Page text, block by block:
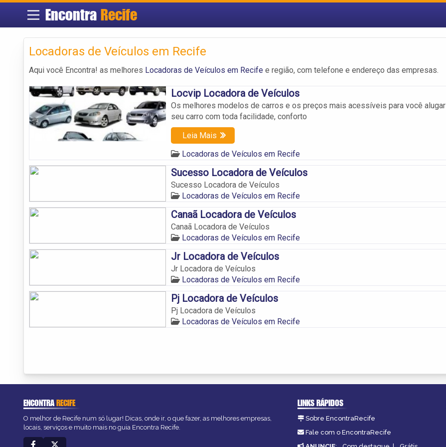
Encontra Recife
Locadoras de Veículos em Recife
Aqui você Encontra! as melhores Locadoras de Veículos em Recife e região, com telefone e endereço das empresas.
Locvip Locadora de Veículos
Os melhores modelos de carros e os preços mais acessíveis para você alugar
seu carro com toda facilidade, conforto
Leia Mais
Locadoras de Veículos em Recife
Sucesso Locadora de Veículos
Sucesso Locadora de Veículos
Locadoras de Veículos em Recife
Canaã Locadora de Veículos
Canaã Locadora de Veículos
Locadoras de Veículos em Recife
Jr Locadora de Veículos
Jr Locadora de Veículos
Locadoras de Veículos em Recife
Pj Locadora de Veículos
Pj Locadora de Veículos
Locadoras de Veículos em Recife
ENCONTRARECIFE
O melhor de Recife num só lugar! Dicas, onde ir, o que fazer, as melhores empresas,
locais, serviços e muito mais no guia Encontra Recife.
LINKS RÁPIDOS
Sobre EncontraRecife
Fale com o EncontraRecife